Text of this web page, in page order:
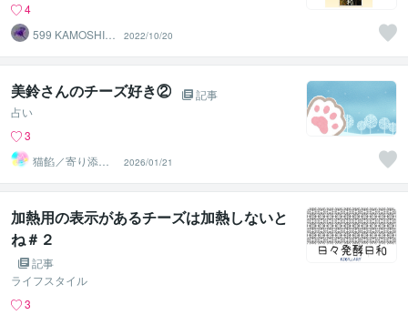
4
599 KAMOSHIK
2022/10/20
美鈴さんのチーズ好き②
記事
占い
3
猫餡／寄り添う
守護霊さんから
のメッセージ
2026/01/21
加熱用の表示があるチーズは加熱しないと
ね＃２
記事
ライフスタイル
3